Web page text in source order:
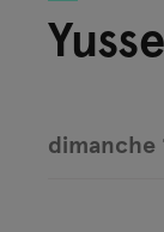
dimanche